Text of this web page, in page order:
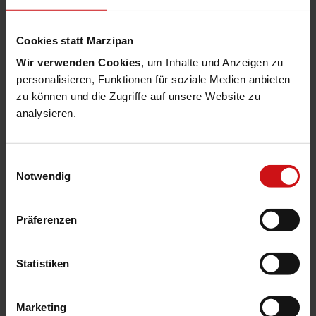
Cookies statt Marzipan
Wir verwenden Cookies, um Inhalte und Anzeigen zu
personalisieren, Funktionen für soziale Medien anbieten
zu können und die Zugriffe auf unsere Website zu
analysieren.
Notwendig
Präferenzen
Statistiken
Marketing
mit Spannung und Vorfreude auf meine
neuen Aufgaben als Vorstandsvorsitzender
der MACH AG. In diesem dynamischen
Marktumfeld ist es mein Ziel, neue
gemeinsam
Vorstandsvorsitzende.
auf meine neuen Aufgaben als